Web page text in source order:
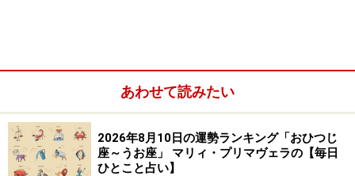
みずがめ座／水瓶座（1月20日～2月18日生まれ）
あわせて読みたい
2026年8月10日の運勢ランキング「おひつじ
座～うお座」 マリィ・プリマヴェラの【毎日
ひとこと占い】